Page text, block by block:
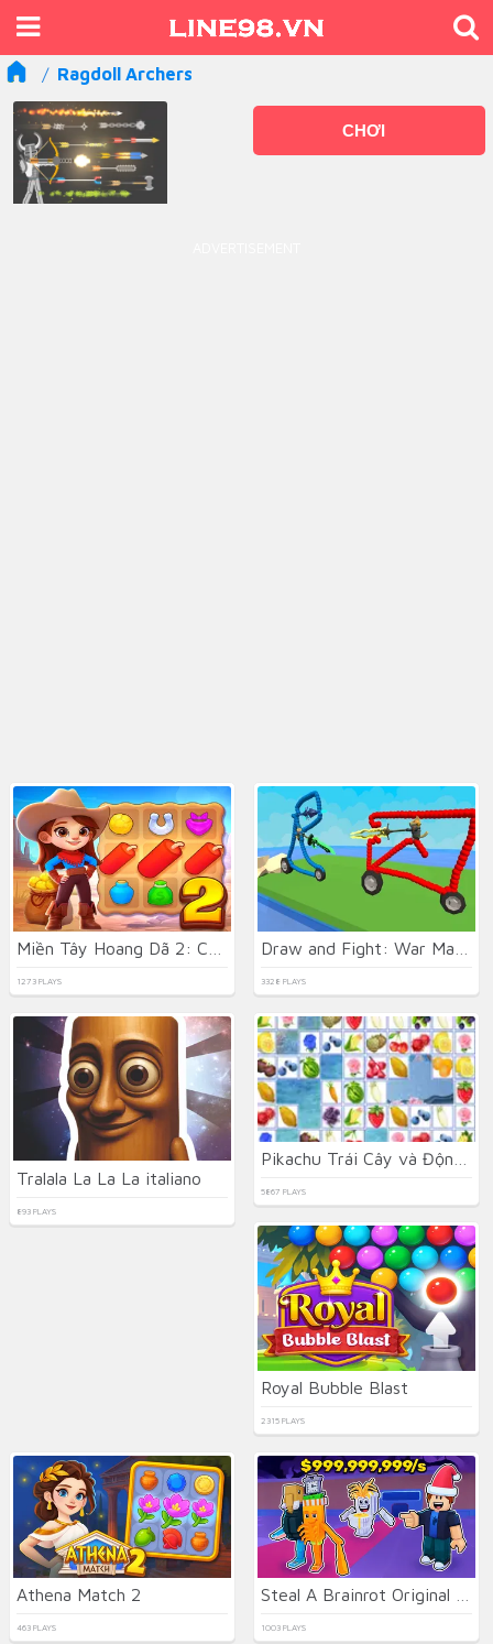
Ragdoll Archers
CHƠI
1273 PLAYS 3328 PLAYS
Tralala La La La italiano
893 PLAYS
5867 PLAYS
Royal Bubble Blast
2315 PLAYS
Athena Match 2
463 PLAYS 1003 PLAYS